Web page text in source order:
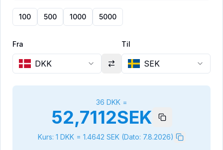
100 500 1000 5000
Fra
DKK
Til
SEK
36 DKK=
52,7112SEK
Kurs: 1 DKK= 1.4642 SEK(Dato: 7.8.2026)